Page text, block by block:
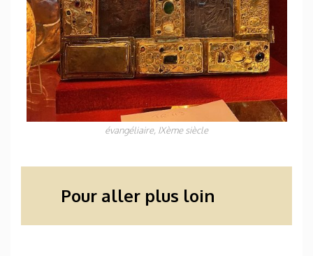
évangéliaire, IXème siècle
Pour aller plus loin